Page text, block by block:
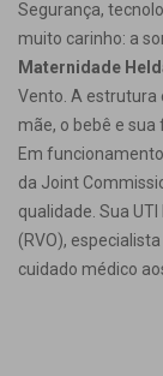
Segurança,
muito carinho: a
Maternidade
Vento. A estrutura
mãe, o bebê e sua
Em
da Joint
qualidade. Sua
(RVO),
cuidado médico